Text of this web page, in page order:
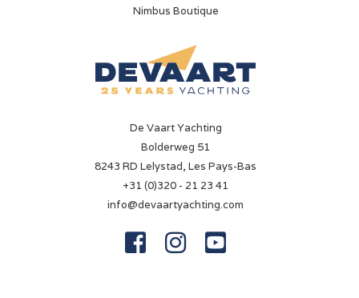
Nimbus Boutique
De Vaart Yachting
Bolderweg 51
8243 RD Lelystad, Les Pays-Bas
+31 (0)320 - 21 23 41
info@devaartyachting.com
  